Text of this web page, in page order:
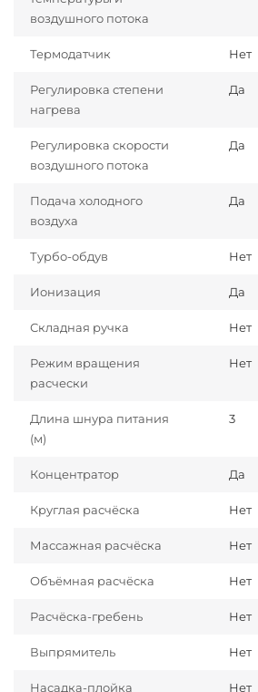
воздушного потока
Термодатчик Нет
Регулировка степени
нагрева
Да
Регулировка скорости
воздушного потока
Да
Подача холодного
воздуха
Да
Турбо-обдув Нет
Ионизация Да
Складная ручка Нет
Режим вращения
расчески
Нет
Длина шнура питания
(м)
3
Концентратор Да
Круглая расчёска Нет
Массажная расчёска Нет
Объёмная расчёска Нет
Расчёска-гребень Нет
Выпрямитель Нет
Насадка-плойка Нет